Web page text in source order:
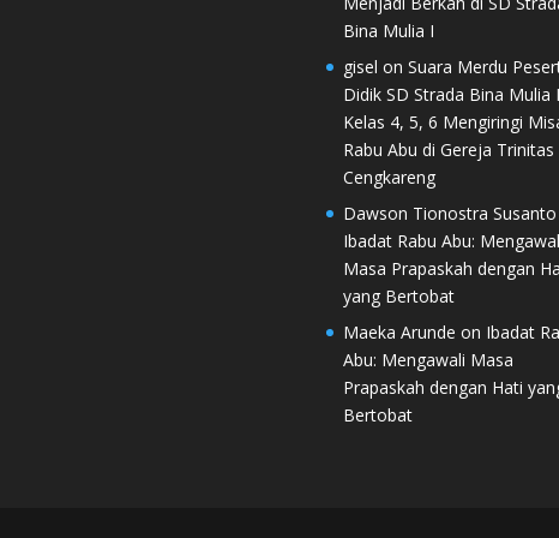
Bina Mulia I
gisel on Suara Merdu
Didik SD Strada Bina Mulia
Kelas 4, 5, 6 Mengiringi
Rabu Abu di Gereja Trinitas
Cengkareng
Dawson Tionostra Susanto
Ibadat Rabu Abu:
Masa Prapaskah dengan
yang Bertobat
Maeka Arunde on Ibadat
Abu: Mengawali Masa
Prapaskah dengan Hati
Bertobat